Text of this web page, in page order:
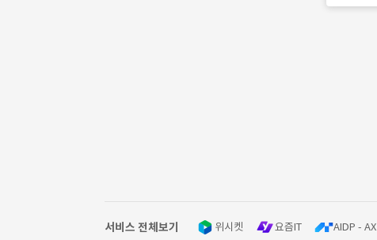
서비스 전체보기 위시켓 요즘IT AIDP - AX